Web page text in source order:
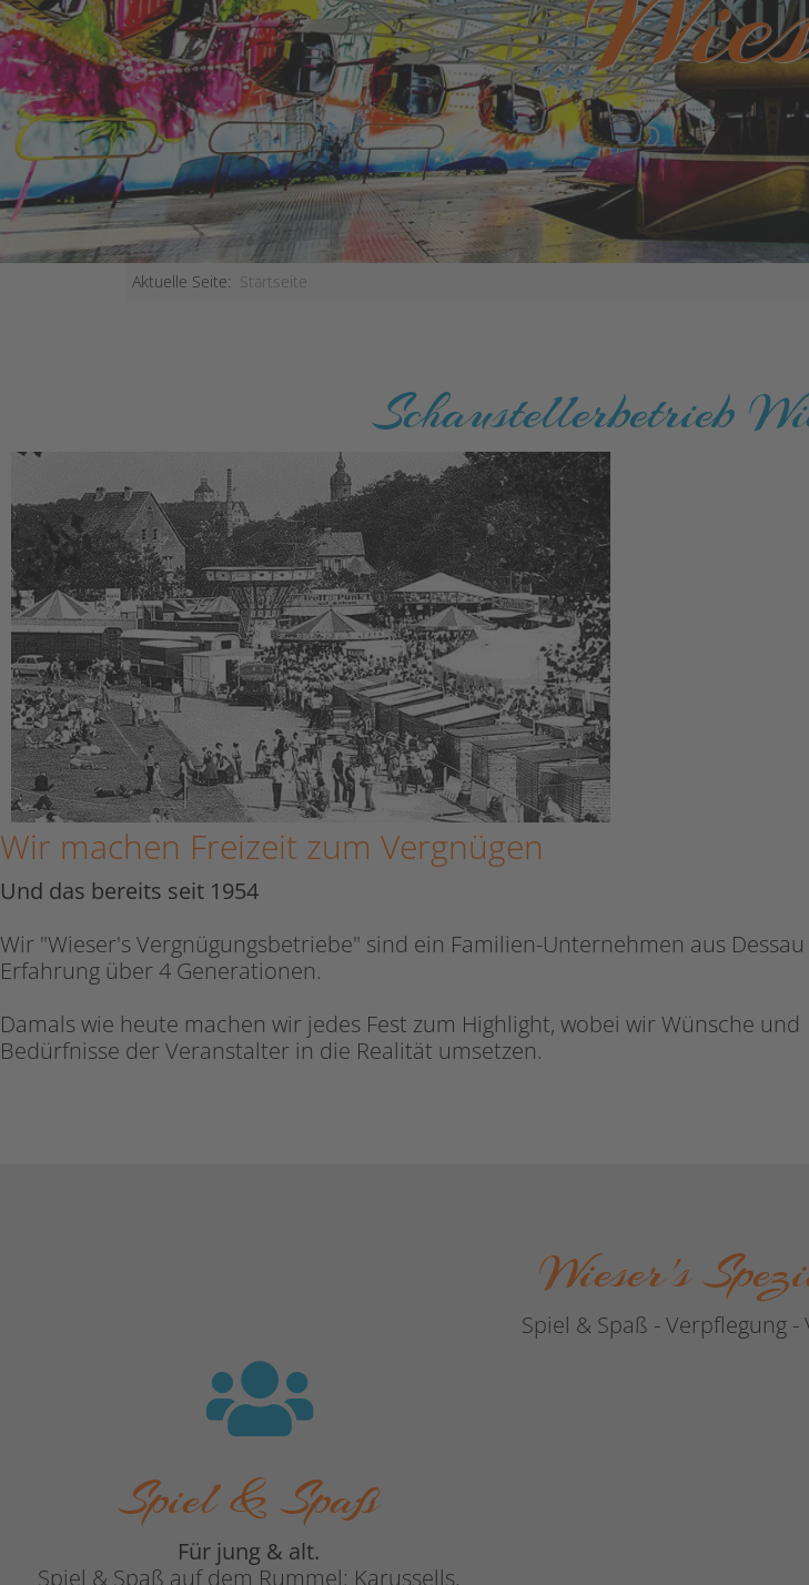
Aktuelle Seite: Startseite
Schaustellerbetrieb
Wir machen Freizeit zum Vergnügen
Und das bereits seit 1954
Wir "Wieser's Vergnügungsbetriebe" sind ein Familien-Unternehmen aus
Erfahrung über 4 Generationen.
Damals wie heute machen wir jedes Fest zum Highlight, wobei wir Wünsche und
Bedürfnisse der Veranstalter in die Realität umsetzen.
Wieser's
Spiel & Spaß - Verpflegung
Spiel & Spaß
Für jung & alt.
Spiel & Spaß auf dem Rummel: Karussells,